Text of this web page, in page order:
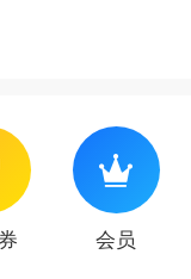
会员